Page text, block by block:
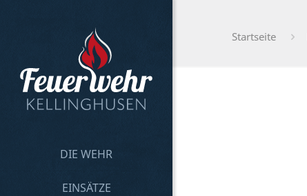
DIE WEHR
EINSÄTZE
Startseite